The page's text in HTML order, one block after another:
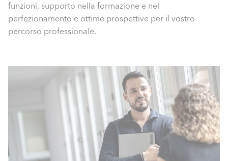
funzioni, supporto nella formazione e nel
perfezionamento e ottime prospettive per il vostro
percorso professionale.